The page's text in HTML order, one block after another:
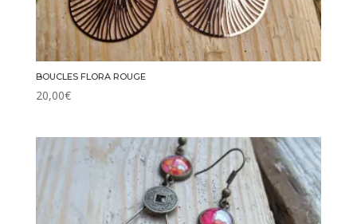
BOUCLES FLORA ROUGE
20,00€